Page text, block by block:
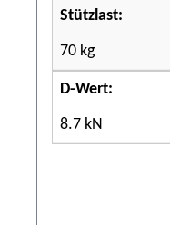
Stützlast:
70 kg
D-Wert:
8.7 kN